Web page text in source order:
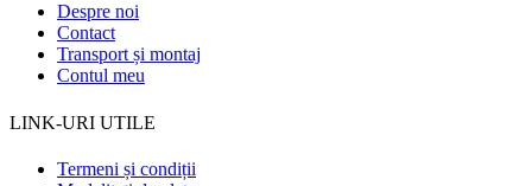
Despre noi
Contact
Transport și montaj
Contul meu
LINK-URI UTILE
Termeni și condiții